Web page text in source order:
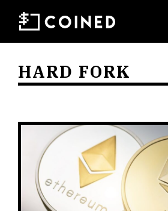
HARD FORK